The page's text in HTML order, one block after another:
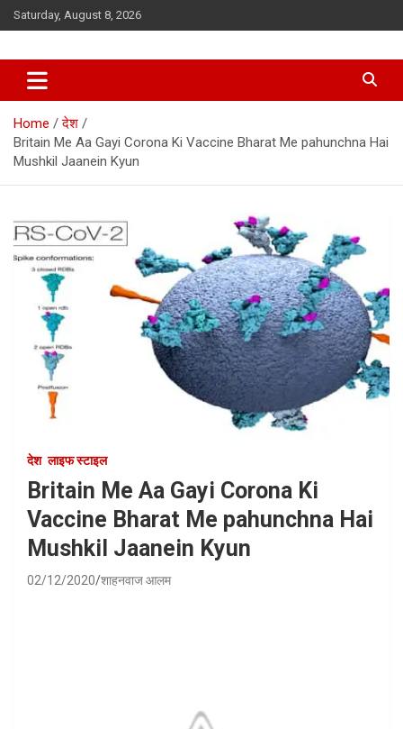
Skip
to
Saturday, August 8, 2026
Home
देश
Britain Me Aa Gayi Corona Ki Vaccine Bharat Me pahunchna Hai
Mushkil Jaanein Kyun
देश लाइफ स्टाइल
Britain Me Aa Gayi Corona Ki
Vaccine Bharat Me pahunchna Hai
Mushkil Jaanein Kyun
02/12/2020 शाहनवाज आलम